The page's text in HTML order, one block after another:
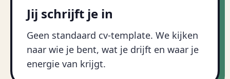
Jij schrijft je in
Geen standaard cv-template. We kijken
naar wie je bent, wat je drijft en waar je
energie van krijgt.